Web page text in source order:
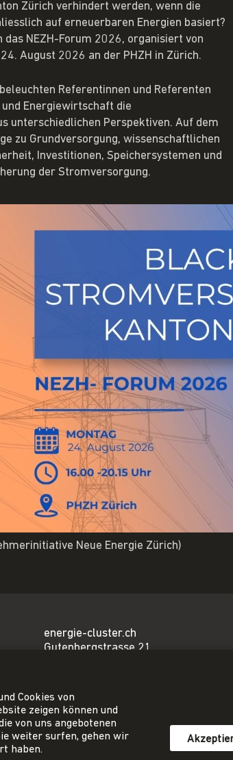
Zürich verhindert werden, wenn die
auf erneuerbaren Energien basiert?
das NEZH-Forum 2026, organisiert von
August 2026 an der PHZH in Zürich.
Referentinnen und Referenten
Energiewirtschaft die
unterschiedlichen Perspektiven. Auf dem
zu Grundversorgung, wissenschaftlichen
Investitionen, Speichersystemen und
der Stromversorgung.
Neue Energie Zürich)
energie-cluster.ch
Gutenbergstrasse 21
sekretariat@energie-
cluster.ch
+41 31 381 24 80
Cookies von
zeigen können und
von uns angebotenen
weiter surfen, gehen wir
haben.